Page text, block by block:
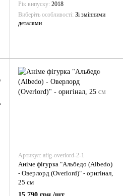
Рік випуску 2018
Виберіть особливості Зі змінними
деталями
Артикул: afig-overlord-2-1
Аніме фігурка "Альбедо (Albedo)
- Оверлорд (Overlord)" - оригінал,
25 см